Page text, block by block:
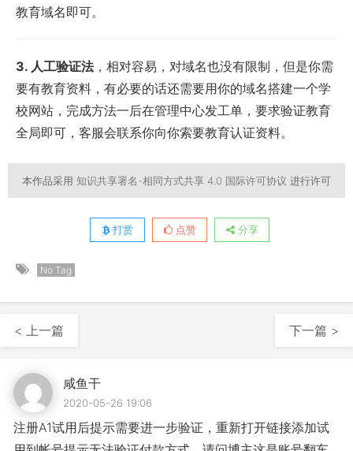
教育域名即可。
3. 人工验证法，相对容易，对域名也没有限制，但是你需
要有教育资料，有必要的话还需要用你的域名搭建一个学
校网站，完成方法一后在管理中心发工单，要求验证教育
全局即可，客服会联系你向你索要教育认证资料。
本作品采用 知识共享署名-相同方式共享 4.0 国际许可协议 进行许可
打赏 点赞 分享
No Tag
< 上一篇 下一篇 >
咸鱼干
2020-05-26 19:06
注册A1试用后提示需要进一步验证，重新打开链接添加试